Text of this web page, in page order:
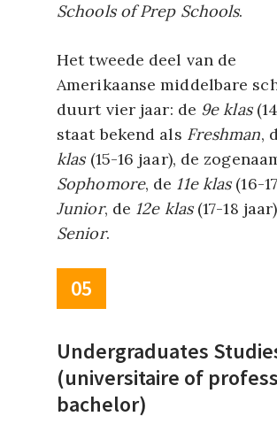
Schools of Prep Schools.
Het tweede deel van de
Amerikaanse middelbare
duurt vier jaar: de 9e klas
staat bekend als Freshman,
klas(15-16 jaar), de
Sophomore, de 11e klas(16-
Junior, de 12e klas(17-18
Senior.
05
Undergraduates
(universitaire of
bachelor)